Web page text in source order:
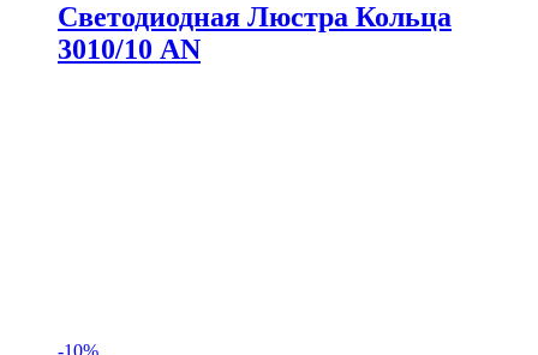
Светодиодная Люстра Кольца
3010/10 AN